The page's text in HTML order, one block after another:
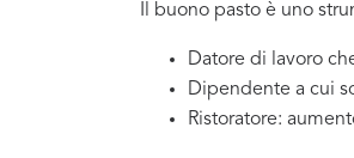
Il buono pasto è uno
Datore di lavoro
Dipendente a cui
Ristoratore: